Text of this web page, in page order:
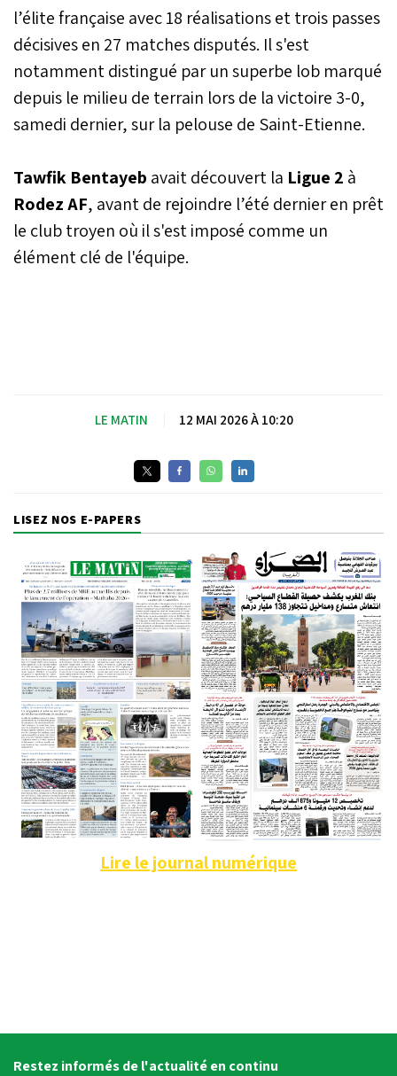
l’élite française avec 18 réalisations et trois passes
décisives en 27 matches disputés. Il s'est
notamment distingué par un superbe lob marqué
depuis le milieu de terrain lors de la victoire 3-0,
samedi dernier, sur la pelouse de Saint-Etienne.
Tawfik Bentayeb avait découvert la Ligue 2 à
Rodez AF, avant de rejoindre l’été dernier en prêt
le club troyen où il s'est imposé comme un
élément clé de l'équipe.
LE MATIN 12 MAI 2026 À 10:20
LISEZ NOS E-PAPERS
Lire le journal numérique
Restez informés de l'actualité en continu